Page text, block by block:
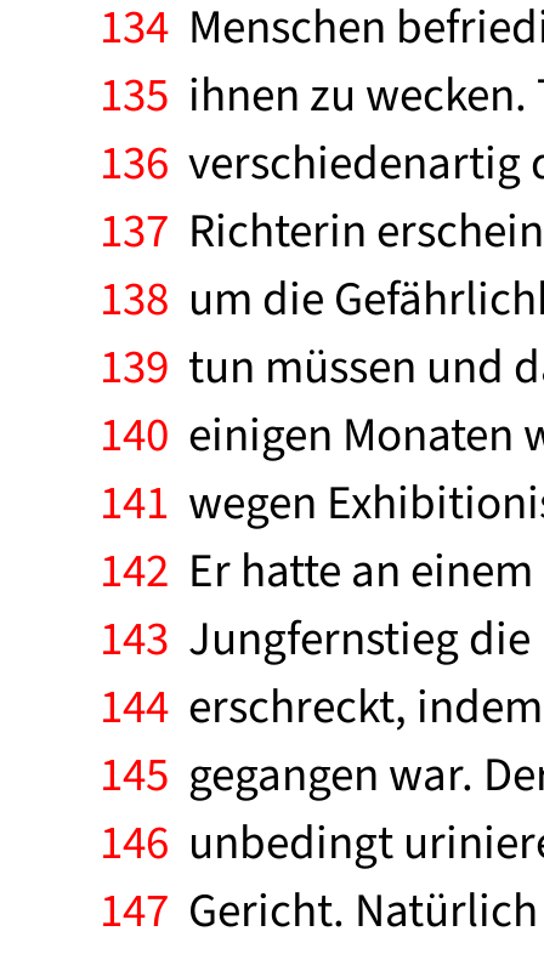
134 Menschen
135 ihnen zu
136 verschiedenartig
137 Richterin
138 um die
139 tun müssen und
140 einigen Monaten
141 wegen
142 Er hatte an
143 Jungfernstieg
144 erschreckt,
145 gegangen war.
146 unbedingt
147 Gericht.